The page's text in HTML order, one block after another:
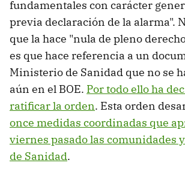
fundamentales con carácter
previa declaración de la alarma".
que la hace "nula de pleno
es que hace referencia a un
Ministerio de Sanidad que no se
aún en el BOE. Por todo ello ha
ratificar la orden. Esta orden
once medidas coordinadas que
viernes pasado las comunidades
de Sanidad.